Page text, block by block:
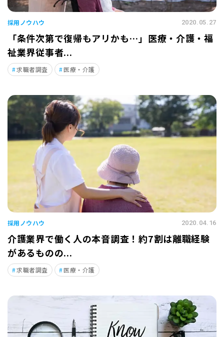
採用ノウハウ 2020.05.27
「条件次第で復帰もアリかも…」医療・介護・福
祉業界従事者...
求職者調査 医療・介護
採用ノウハウ 2020.04.16
介護業界で働く人の本音調査！約7割は離職経験
があるものの...
求職者調査 医療・介護